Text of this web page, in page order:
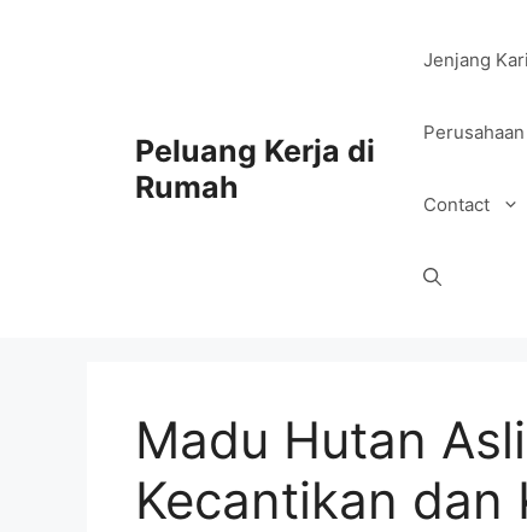
Peluang Kerja di
Rumah
Jenjang
Contact
Madu Hutan
Kecantikan dan